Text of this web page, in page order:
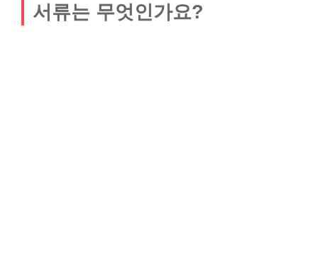
서류는 무엇인가요?